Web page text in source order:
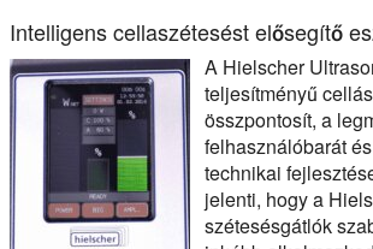
Intelligens cellaszétesést elősegítő
A Hielscher
teljesítményű
összpontosít, a
felhasználóbarát
technikai
jelenti, hogy a
szétesésgátlók